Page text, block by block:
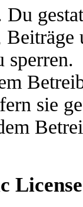
Du
sperren.
sie
License